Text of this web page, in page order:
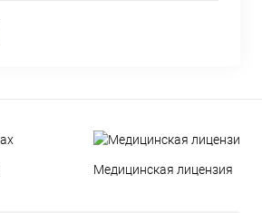
Медицинская лицензия